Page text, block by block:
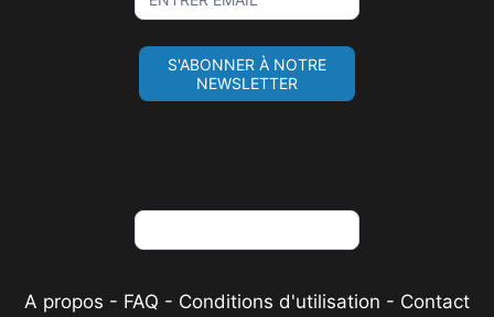
Up
For
Newsletter
S'ABONNER À NOTRE
NEWSLETTER
A propos - FAQ - Conditions d'utilisation - Contact